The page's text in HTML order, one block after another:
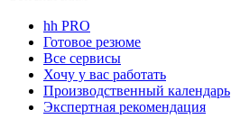
hh PRO
Готовое резюме
Все сервисы
Хочу у вас работать
Производственный календарь
Экспертная рекомендация